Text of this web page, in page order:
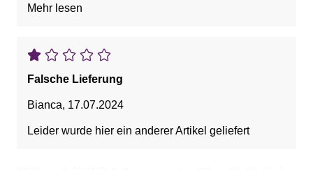
Mehr lesen
Falsche Lieferung
Bianca, 17.07.2024
Leider wurde hier ein anderer Artikel geliefert